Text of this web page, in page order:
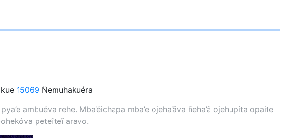
15069 Ñemuhakuéra
ambuéva rehe. Mba’éichapa mba’e ojeha’ãva ñeha’ã ojehupíta opaite
peteĩteĩ aravo.